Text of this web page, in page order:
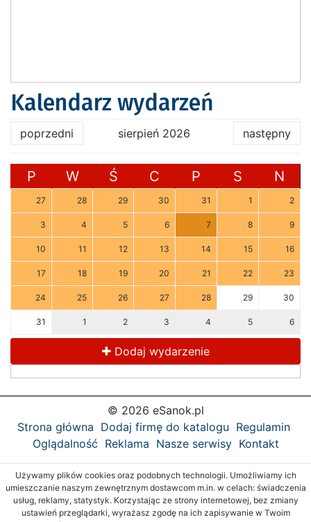
Kalendarz wydarzeń
poprzedni sierpień 2026 następny
P W Ś C P S N
27 28 29 30 31 1 2
3 4 5 6 7 8 9
10 11 12 13 14 15 16
17 18 19 20 21 22 23
24 25 26 27 28 29 30
31 1 2 3 4 5 6
Dodaj wydarzenie
© 2026 eSanok.pl
Strona główna Dodaj firmę do katalogu Regulamin
Oglądalność Reklama Nasze serwisy Kontakt
Używamy plików cookies oraz podobnych technologii. Umożliwiamy ich
umieszczanie naszym zewnętrznym dostawcom m.in. w celach: świadczenia
usług, reklamy, statystyk. Korzystając ze strony internetowej, bez zmiany
ustawień przeglądarki, wyrażasz zgodę na ich zapisywanie w Twoim